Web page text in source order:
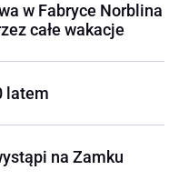
w Fabryce Norblina
całe wakacje
latem
na Zamku